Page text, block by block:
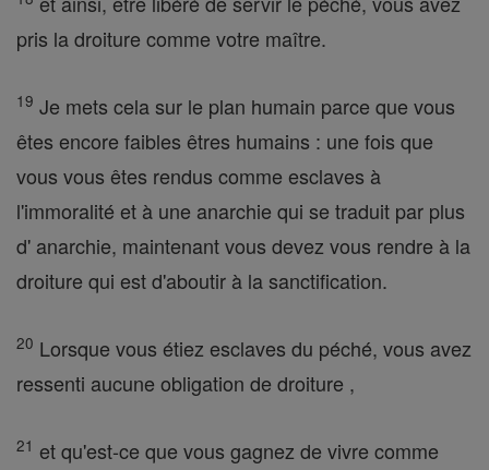
pris la droiture comme votre maître.
19 Je mets cela sur le plan humain parce que vous
êtes encore faibles êtres humains : une fois que
vous vous êtes rendus comme esclaves à
l'immoralité et à une anarchie qui se traduit par plus
d' anarchie, maintenant vous devez vous rendre à la
droiture qui est d'aboutir à la sanctification.
20 Lorsque vous étiez esclaves du péché, vous avez
ressenti aucune obligation de droiture ,
21 et qu'est-ce que vous gagnez de vivre comme